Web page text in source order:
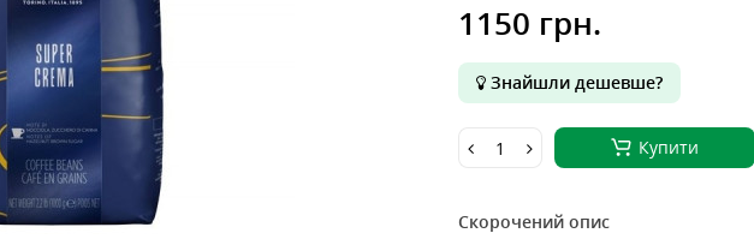
1150 грн.
Знайшли дешевше?
Купити
Скорочений опис